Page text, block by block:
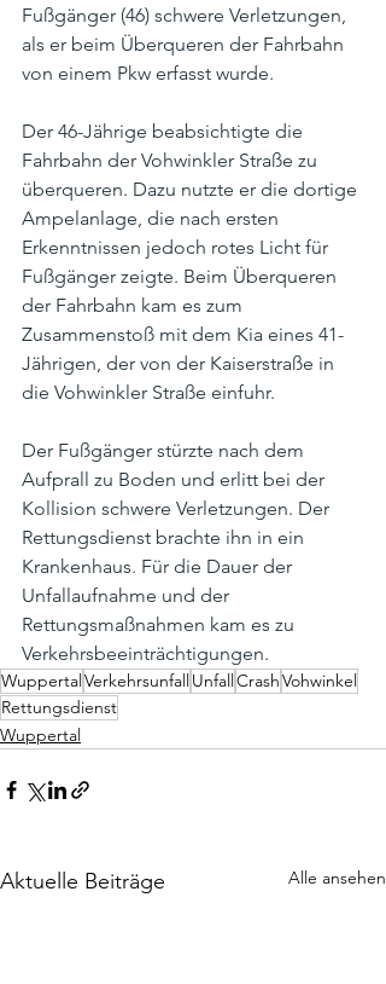
Fußgänger (46) schwere Verletzungen,
als er beim Überqueren der Fahrbahn
von einem Pkw erfasst wurde.
Der 46-Jährige beabsichtigte die
Fahrbahn der Vohwinkler Straße zu
überqueren. Dazu nutzte er die dortige
Ampelanlage, die nach ersten
Erkenntnissen jedoch rotes Licht für
Fußgänger zeigte. Beim Überqueren
der Fahrbahn kam es zum
Zusammenstoß mit dem Kia eines 41-
Jährigen, der von der Kaiserstraße in
die Vohwinkler Straße einfuhr.
Der Fußgänger stürzte nach dem
Aufprall zu Boden und erlitt bei der
Kollision schwere Verletzungen. Der
Rettungsdienst brachte ihn in ein
Krankenhaus. Für die Dauer der
Unfallaufnahme und der
Rettungsmaßnahmen kam es zu
Verkehrsbeeinträchtigungen.
Wuppertal Verkehrsunfall Unfall CrashVohwinkel
Rettungsdienst
Wuppertal
Aktuelle Beiträge Alle ansehen